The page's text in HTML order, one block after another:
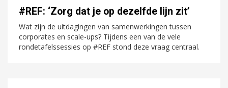
#REF: ‘Zorg dat je op dezelfde lijn zit’
Wat zijn de uitdagingen van samenwerkingen tussen
corporates en scale-ups? Tijdens een van de vele
rondetafelssessies op #REF stond deze vraag centraal.